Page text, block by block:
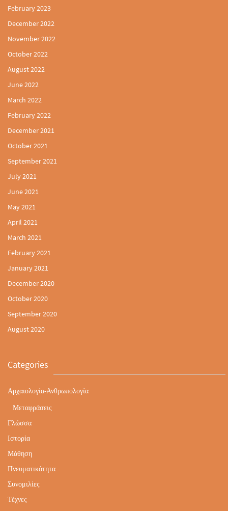
February 2023
December 2022
November 2022
October 2022
August 2022
June 2022
March 2022
February 2022
December 2021
October 2021
September 2021
July 2021
June 2021
May 2021
April 2021
March 2021
February 2021
January 2021
December 2020
October 2020
September 2020
August 2020
Categories
Αρχαιολογία-Ανθρωπολογία
Μεταφράσεις
Γλώσσα
Ιστορία
Μάθηση
Πνευματικότητα
Συνομιλίες
Τέχνες